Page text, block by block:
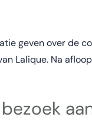
geven over de
Lalique. Na